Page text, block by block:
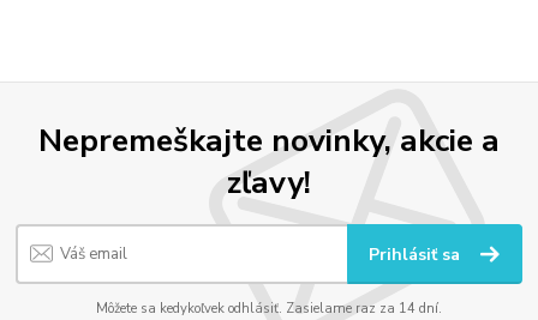
Nepremeškajte novinky, akcie a
zľavy!
Prihlásiť sa
Môžete sa kedykoľvek odhlásiť. Zasielame raz za 14 dní.